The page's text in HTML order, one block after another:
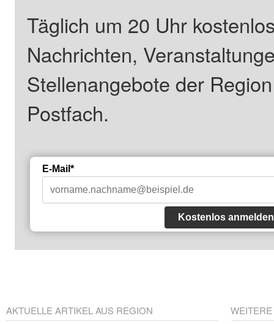
Täglich um 20 Uhr
Nachrichten,
Stellenangebote der
Postfach.
E-Mail*
Kostenlos anmelden
AKTUELLE ARTIKEL AUS REGION